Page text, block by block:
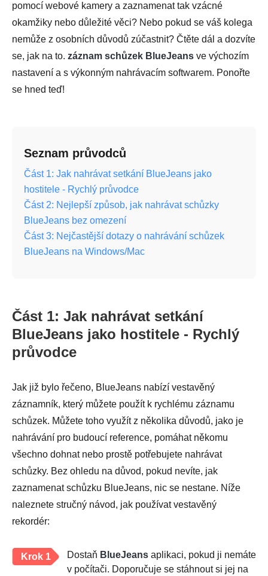
pomocí webové kamery a zaznamenat tak vzácné
okamžiky nebo důležité věci? Nebo pokud se váš kolega
nemůže z osobních důvodů zúčastnit? Čtěte dál a dozvíte
se, jak na to. záznam schůzek BlueJeans ve výchozím
nastavení a s výkonným nahrávacím softwarem. Ponořte
se hned teď!
Seznam průvodců
Část 1: Jak nahrávat setkání BlueJeans jako
hostitele - Rychlý průvodce
Část 2: Nejlepší způsob, jak nahrávat schůzky
BlueJeans bez omezení
Část 3: Nejčastější dotazy o nahrávání schůzek
BlueJeans na Windows/Mac
Část 1: Jak nahrávat setkání
BlueJeans jako hostitele - Rychlý
průvodce
Jak již bylo řečeno, BlueJeans nabízí vestavěný
záznamník, který můžete použít k rychlému záznamu
schůzek. Můžete toho využít z několika důvodů, jako je
nahrávání pro budoucí reference, pomáhat někomu
všechno dohnat nebo prostě potřebujete nahrávat
schůzky. Bez ohledu na důvod, pokud nevíte, jak
zaznamenat schůzku BlueJeans, nic se nestane. Níže
naleznete stručný návod, jak používat vestavěný
rekordér:
Krok 1 Dostaň BlueJeans aplikaci, pokud ji nemáte
v počítači. Doporučuje se stáhnout si jej na